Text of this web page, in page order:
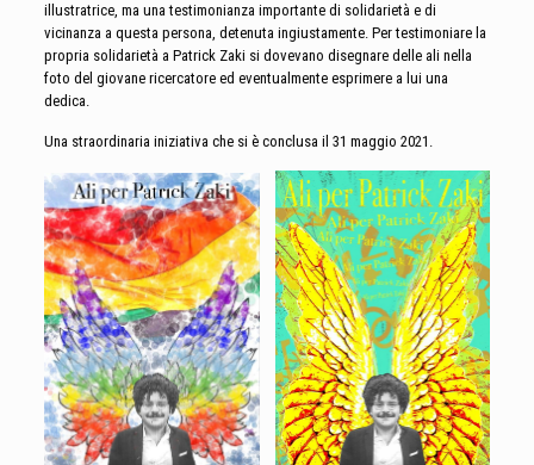
illustratrice, ma una testimonianza importante di solidarietà e di
vicinanza a questa persona, detenuta ingiustamente. Per testimoniare la
propria solidarietà a Patrick Zaki si dovevano disegnare delle ali nella
foto del giovane ricercatore ed eventualmente esprimere a lui una
dedica.
Una straordinaria iniziativa che si è conclusa il 31 maggio 2021.